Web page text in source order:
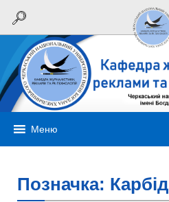
Меню
Позначка: Карбід